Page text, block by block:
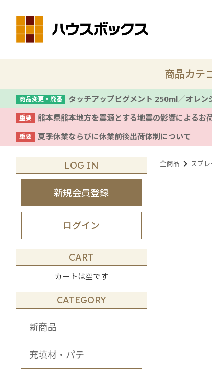
商品変更・廃番 タッチアップピグメント 250ml／オレ
重要 熊本県熊本地方を震源とする地震の影響によるお
重要 夏季休業ならびに休業前後出荷体制について
商品カテ
着色剤・塗料
コテ
養生
メンテナンス商品
全商品 スプレ
LOG IN
ログイン
新規会員登録
CART
カートは空です
CATEGORY
新商品
充填材・パテ